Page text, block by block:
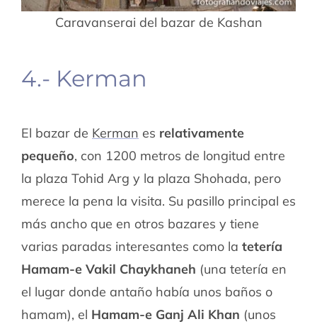
Caravanserai del bazar de Kashan
4.- Kerman
El bazar de Kerman es relativamente
pequeño, con 1200 metros de longitud entre
la plaza Tohid Arg y la plaza Shohada, pero
merece la pena la visita. Su pasillo principal es
más ancho que en otros bazares y tiene
varias paradas interesantes como la tetería
Hamam-e Vakil Chaykhaneh (una tetería en
el lugar donde antaño había unos baños o
hamam), el Hamam-e Ganj Ali Khan (unos